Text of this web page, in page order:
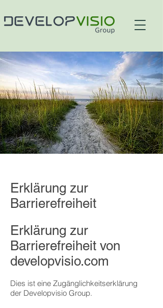
Erklärung zur
Barrierefreiheit
Erklärung zur
Barrierefreiheit von
developvisio.com
Dies ist eine Zugänglichkeitserklärung
der Developvisio Group.